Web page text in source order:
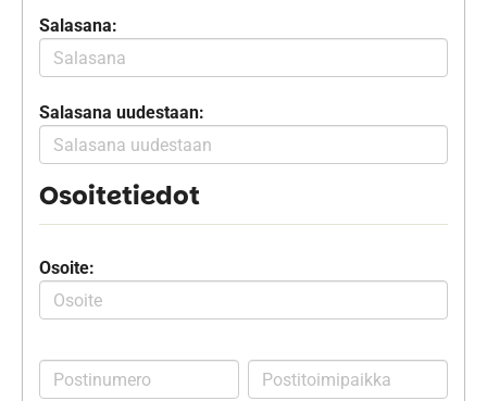
Salasana:
Salasana uudestaan:
Osoitetiedot
Osoite: